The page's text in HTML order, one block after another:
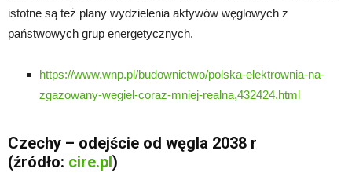
istotne są też plany wydzielenia aktywów węglowych z
państwowych grup energetycznych.
https://www.wnp.pl/budownictwo/polska-elektrownia-na-
zgazowany-wegiel-coraz-mniej-realna,432424.html
Czechy – odejście od węgla 2038 r
(źródło: cire.pl)